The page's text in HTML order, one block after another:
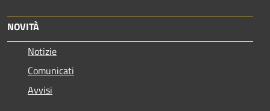
NOVITÀ
Notizie
Comunicati
Avvisi